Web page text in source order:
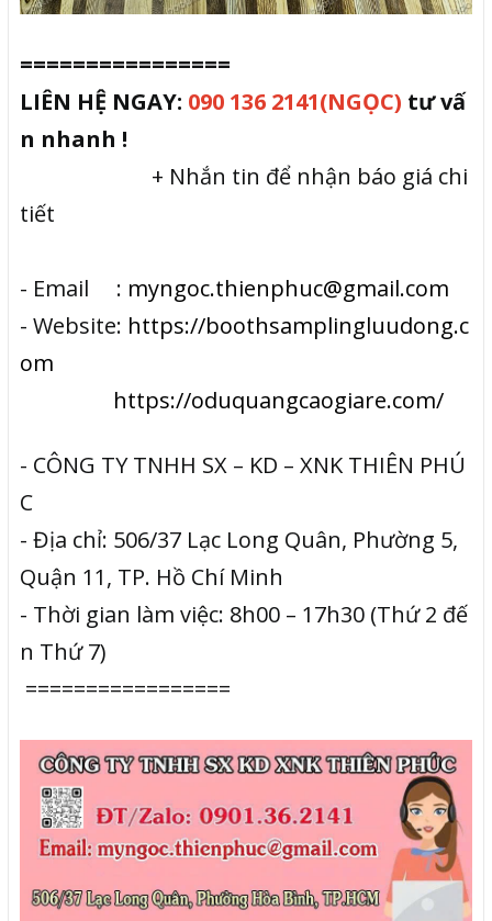
================
LIÊN HỆ NGAY: 090 136 2141(NGỌC) tư vấ
n nhanh !
+ Nhắn tin để nhận báo giá chi
tiết
- Email : myngoc.thienphuc@gmail.com
- Website: https://boothsamplingluudong.c
om
https://oduquangcaogiare.com/
- CÔNG TY TNHH SX – KD – XNK THIÊN PHÚ
C
- Địa chỉ: 506/37 Lạc Long Quân, Phường 5,
Quận 11, TP. Hồ Chí Minh
- Thời gian làm việc: 8h00 – 17h30 (Thứ 2 đế
n Thứ 7)
=================